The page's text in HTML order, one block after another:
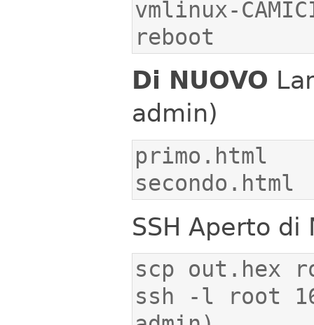
reboot
Di NUOVO
admin)
secondo.html
SSH Aperto di
ssh -l root